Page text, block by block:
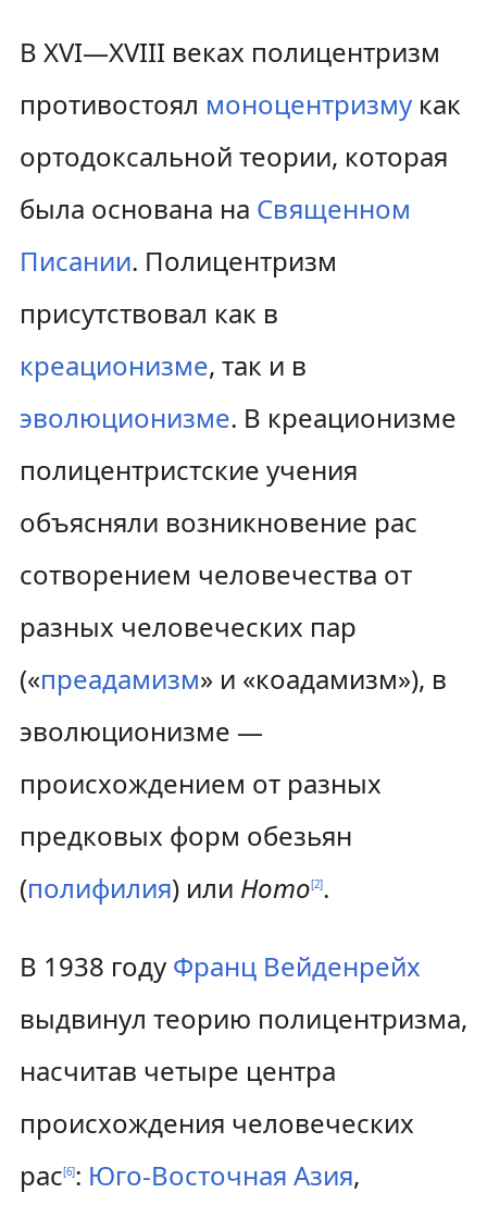
В XVI—XVIII веках полицентризм
противостоял моноцентризмукак
ортодоксальной теории, которая
была основана на Священном
Писании. Полицентризм
присутствовал как в
креационизме, так и в
эволюционизме. В креационизме
полицентристские учения
объясняли возникновение рас
сотворением человечества от
разных человеческих пар
(«преадамизм» и «коадамизм»), в
эволюционизме —
происхождением от разных
предковых форм обезьян
(полифилия) или Homo[2].
В 1938 году Франц Вейденрейх
выдвинул теорию полицентризма,
насчитав четыре центра
происхождения человеческих
рас[6]: Юго-Восточная Азия,